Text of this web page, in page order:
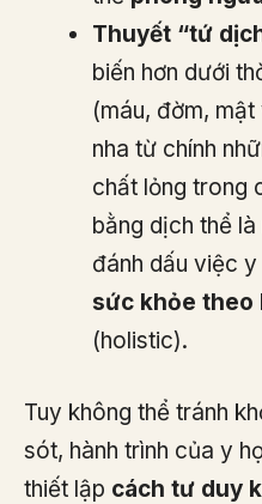
Thuyết “tứ
biến hơn dưới
(máu, đờm,
nha từ chính
chất lỏng trong
bằng dịch thể
đánh dấu việc
sức khỏe theo
(holistic).
Tuy không thể tránh
sót, hành trình của y
thiết lập cách tư duy